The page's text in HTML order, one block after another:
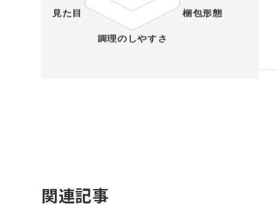
関連記事